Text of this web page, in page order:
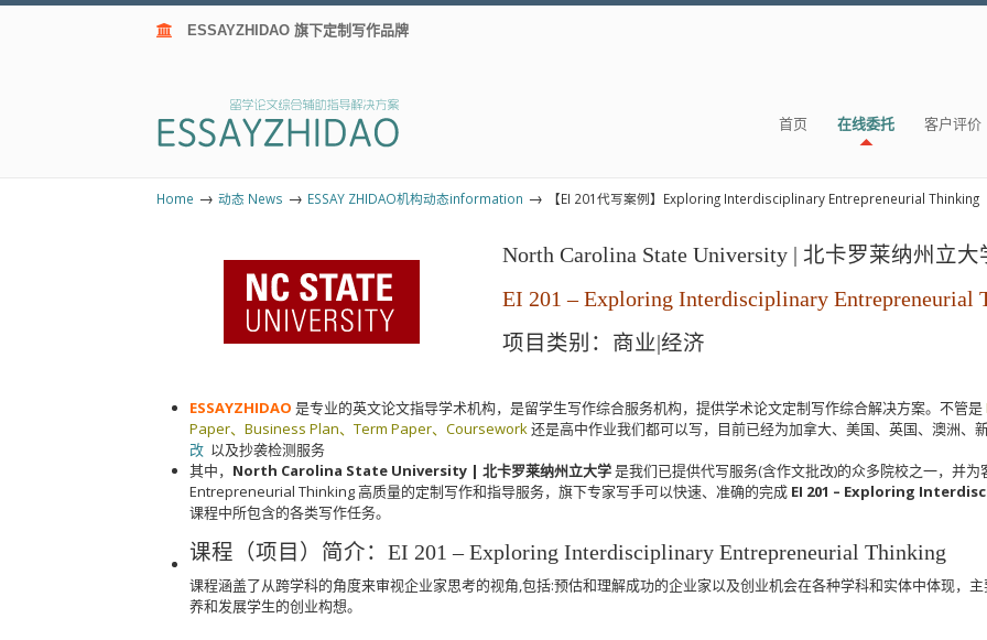
ESSAYZHIDAO 旗下定制写作品牌
首页 在线委托 客户评价
Home → 动态 News → ESSAY ZHIDAO机构动态information → 【EI 201代写案例】Exploring Interdisciplinary Entrepreneurial Thinking
North Carolina State University | 北卡罗莱纳州立大
EI 201 – Exploring Interdisciplinary Entrepreneurial
项目类别：商业|经济
ESSAYZHIDAO 是专业的英文论文指导学术机构，是留学生写作综合服务机构，提供学术论文定制写作综合解决方案。不管是
Paper、Business Plan、Term Paper、Coursework还是高中作业我们都可以写，目前已经为加拿大、美国、英国、澳洲、
改 以及抄袭检测服务
其中， North Carolina State University | 北卡罗莱纳州立大学是我们已提供代写服务(含作文批改)的众多院校之一，并
Entrepreneurial Thinking 高质量的定制写作和指导服务，旗下专家写手可以快速、准确的完成 EI 201 – Exploring
课程中所包含的各类写作任务。
课程（项目）简介：EI 201 – Exploring Interdisciplinary Entrepreneurial Thinking
课程涵盖了从跨学科的角度来审视企业家思考的视角,包括:预估和理解成功的企业家以及创业机会在各种学科和实体中体现，
养和发展学生的创业构想。